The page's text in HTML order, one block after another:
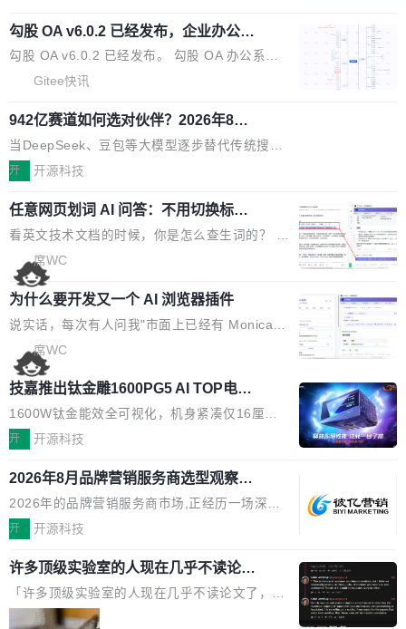
个嵌在 Edge WebView 里的网页。它不是一个
「应用」，它是一个运行在浏览器引擎里的网
页，外面套了一层 Windows 的壳。 WebView2
染引擎，包括 JavaScript 引擎...
本次更新新增短信验证修改已答问卷功能，提升
答卷安全性；同时升级考试能力，完善填空题判
分、防切屏等功能体验，并优化多项产品细节，
机号后查看、修改已答问卷功能 02. 新增填空题
判分功能 03. 添加协作管理员支持树形结构选择
体验优化与修复 •页面与体验优化 优化工作台首
页 UI 展示效果，提升页面使用体验。 优化防切
屏提醒规则，调整为每次切屏均触发提示，提升
考试规范性。 优化登录状...
勾股 OA v6.0.2 已经发布，企业办公系
统
勾股 OA v6.0.2 已经发布。 勾股 OA 办公系统
是一款简单实用的开源的企业办公系统。系统集
理、消息管理、资产管理、企业公告、知识网
盘、审批流程设置、办公审批、工作计划、工作
汇报、工作日志、日常办公、财务管理、客户管
块。系统简约，易于功能扩展，方便二次开发，
可以用来做日常 OA，CRM，ERP，业务管理等
系统。 勾股OA6.0.2版本主要是对勾股OA 6第
一个大版本发布的部分功能细节优化和bug问题
修复的版本，具体更新日志如下： 1、补全新版
本的各个审批类型的审批单导出 2、优化各个审
Gitee快讯
942亿赛道如何选对伙伴？2026年8月G
EO公司推荐
当DeepSeek、豆包等大模型逐步替代传统搜索
成为用户获取信息的主要入口,品牌竞争的逻辑变
口而出的那个答案。"GEO公司推荐"这个搜索词
背后,折射的是企业面对新兴服务赛道时的集体困
惑——该信谁、看什么、怎么选。 据易观分析
《中国GEO市场产业图谱》数据,2026年中国GE
O行业规模预计达942亿元,同比增长169.7%。G
artner同期预测,传统搜索引擎访问量年内将下滑
25%,AI载体流量占比突破40%;埃森哲2025年中
国消费者调研则指出,37%的用户在有明确购买需
求时倾向于先问AI。几组数据指向一致:GEO已
从营销"加分项"变成品牌在AI时...
开 开源科技
任意网页划词 AI 问答：不用切换标签页
的效率秘诀
看英文技术文档的时候，你是怎么查生词的？ 我
猜大多数人的流程是：选中单词 → Ctrl+C → 切
到翻译标签页 → Ctrl+V → 看翻译 → 切回原
文。遇到不懂的代码片段，再切到 ChatGPT 问
一下。来回切换几次，思路早断了。 今天介绍的
开源 Chrome 扩展 AI Helper，有一个划词浮动
工具栏功能，能让你在任意网页选中文本就直接
用 AI，完全不用切换标签页。 划词工具栏是什
么 安装 AI Helper 后，在任意网页选中文本，选
区旁边会自动浮现一个工具栏： 工具 功能 典型
场景 AI 搜索 联网搜索相关信息 看到陌生概念，
想快速了解背景 解释 让 AI 解释选中文本 读到
费解...
席WC
为什么要开发又一个 AI 浏览器插件
说实话，每次有人问我"市面上已经有 Monica、
Sider、Copilot for Chrome 这些 AI 浏览器插件
了，你为什么还要再做一个"，我都觉得这个问题
问得好。 因为我自己也是从用户变成开发者的。
现有产品的天花板 我用过不少 AI 浏览器插件。
刚开始觉得都挺好——选中一段文字，弹出解
要。但用久了你会发现，它们本质上都是同一类
东西：一个带网页上下文的聊天框。 它们能读取
页面的文本，然后把文本丢给大模型，再返回一
段回答。仅此而已。 这当然有用，但总觉得差点
意思。比如我在一个后台管理系统里，需要填50
个表单字段，每个字段还有联动逻辑；比如我
想...
席WC
技嘉推出钛金雕1600PG5 AI TOP电
源：为发烧级主机与本地AI算力打造旗
舰供电方案
1600W钛金能效全可视化，机身紧凑仅16厘米
继2026台北电脑展首度亮相后，技嘉科技近日正
电源专为发烧级DIY主机与本地AI算力平台打
造，整机长度仅16厘米，提供1600W额定功率
与80PLUS钛金能效；支持ATX 3.1与PCIe 5.1
实时LCD监控屏，可充分满足当下高阶PC主机
的严苛使用需求。 澎湃功率，紧凑机身 钛金雕1
600PG5 AI TOP具备强悍输出功率，同时实现
开 开源科技
2026年8月品牌营销服务商选型观察：
从流量思维到品牌资产思维的范式转移
2026年的品牌营销服务商市场,正经历一场深刻
的价值重构。全球全案品牌代理机构市场从2025
复合增长率达5.44%,预计2032年将突破120亿美
元。数字广告与公共关系相关服务市场更是从20
25年的8463亿美元扩张至2026年的8763亿美
开 开源科技
许多顶级实验室的人现在几乎不读论文
了
「许多顶级实验室的人现在几乎不读论文了，而
且他们认为 ICLR/ICML/NeurIPS 充斥着大量过
局